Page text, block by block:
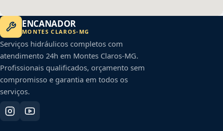
ENCANADOR
MONTES CLAROS- MG
Serviços hidráulicos completos com
atendimento 24h em Montes Claros-MG.
Profissionais qualificados, orçamento sem
compromisso e garantia em todos os
serviços.